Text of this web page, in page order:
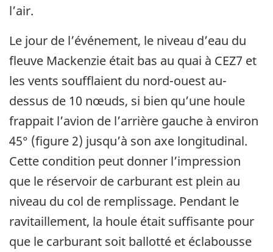
l’air.
Le jour de l’événement, le niveau d’eau du
fleuve Mackenzie était bas au quai à CEZ7 et
les vents soufflaient du nord-ouest au-
dessus de 10 nœuds, si bien qu’une houle
frappait l’avion de l’arrière gauche à environ
45° (figure 2) jusqu’à son axe longitudinal.
Cette condition peut donner l’impression
que le réservoir de carburant est plein au
niveau du col de remplissage. Pendant le
ravitaillement, la houle était suffisante pour
que le carburant soit ballotté et éclabousse